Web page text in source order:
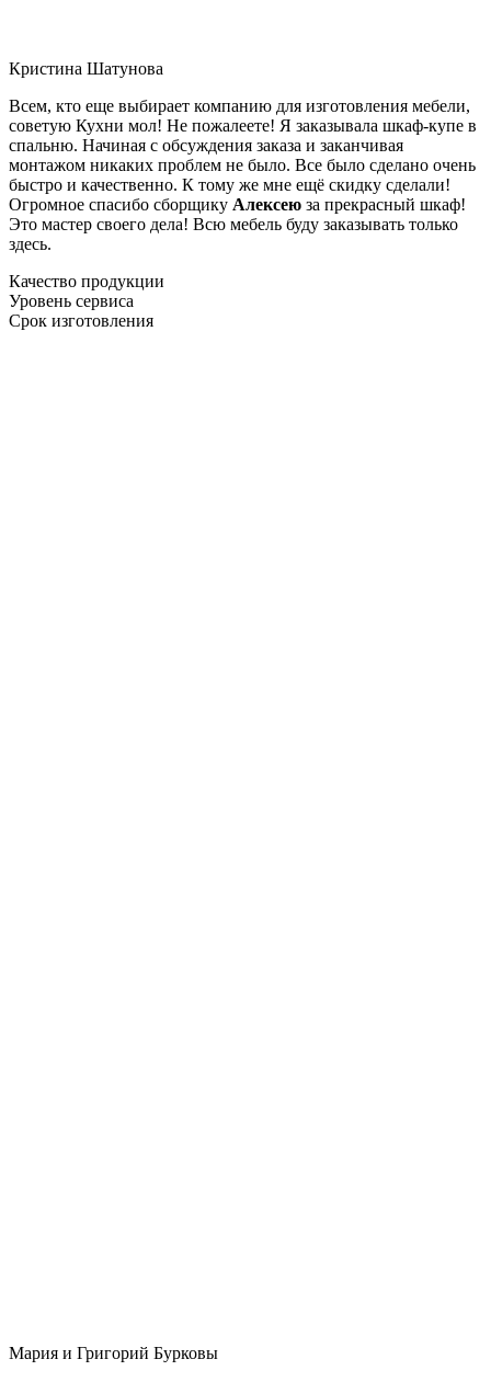
Кристина Шатунова
Всем, кто еще выбирает компанию для изготовления мебели,
советую Кухни мол! Не пожалеете! Я заказывала шкаф-купе в
спальню. Начиная с обсуждения заказа и заканчивая
монтажом никаких проблем не было. Все было сделано очень
быстро и качественно. К тому же мне ещё скидку сделали!
Огромное спасибо сборщику Алексею за прекрасный шкаф!
Это мастер своего дела! Всю мебель буду заказывать только
здесь.
Качество продукции
Уровень сервиса
Срок изготовления
Мария и Григорий Бурковы